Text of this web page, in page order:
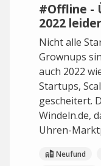
#Offline -
2022
Nicht alle
Grownups
auch 2022
Startups,
gescheitert.
Windeln.de,
Uhren-
Neufund